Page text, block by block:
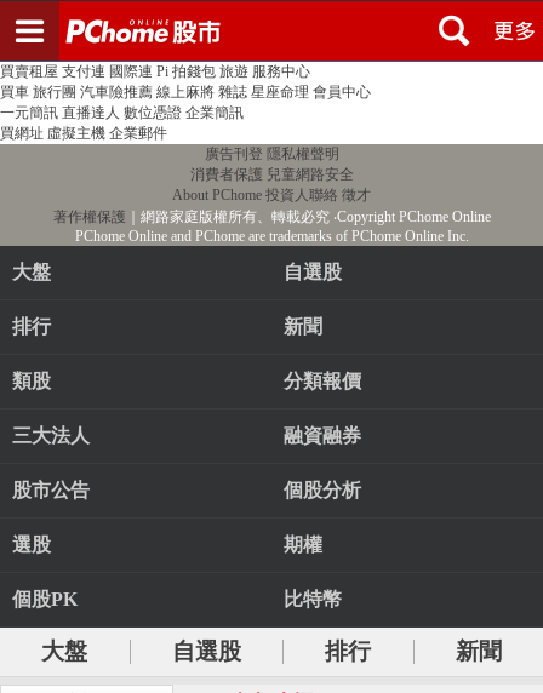
PChome首頁 線上購物 24h購物 書店
買賣租屋 支付連 國際連 Pi 拍錢包 旅遊 服務中心
買車 旅行團 汽車險推薦 線上麻將 雜誌 星座命理 會員中心
一元簡訊 直播達人 數位憑證 企業簡訊
買網址 虛擬主機 企業郵件
廣告刊登 隱私權聲明
消費者保護 兒童網路安全
About PChome 投資人聯絡 徵才
著作權保護 ｜網路家庭版權所有、轉載必究‧Copyright PChome Online
PChome Online and PChome are trademarks of PChome Online Inc.
大盤 自選股
排行 新聞
類股 分類報價
三大法人 融資融券
股市公告 個股分析
選股 期權
個股PK 比特幣
大盤 自選股 排行 新聞